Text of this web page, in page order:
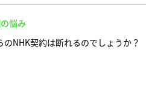
悩み
NHK契約は断れるのでしょうか？